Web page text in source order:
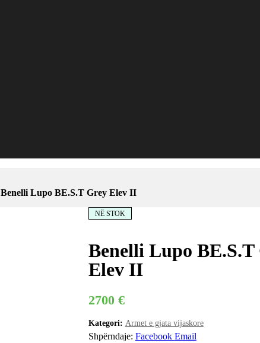
Benelli Lupo BE.S.T Grey Elev II
NË STOK
Benelli Lupo BE.S.T
Elev II
2700 €
Kategori: Armet e gjata vijaskore
Shpërndaje: Facebook Email